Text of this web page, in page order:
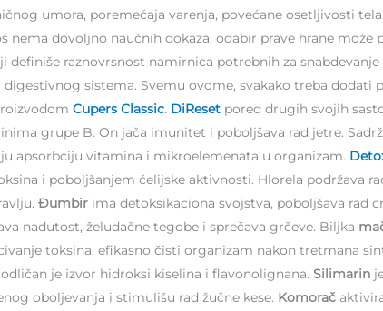
umora, poremećaja varenja, povećane osetljivosti
nema dovoljno naučnih dokaza, odabir prave hrane
definiše raznovrsnost namirnica potrebnih za
digestivnog sistema. Svemu ovome, svakako treba dodati
Cupers Classic. DiReset pored drugih svojih
grupe B. On jača imunitet i poboljšava rad jetre.
apsorbciju vitamina i mikroelemenata u organizam.
i poboljšanjem ćelijske aktivnosti. Hlorela podržava
Đumbir ima detoksikaciona svojstva, poboljšava rad
nadutost, želudačne tegobe i sprečava grčeve. Biljka
toksina, efikasno čisti organizam nakon tretmana
je izvor hidroksi kiselina i flavonolignana.Silimarin
oboljevanja i stimulišu rad žučne kese. Komorač